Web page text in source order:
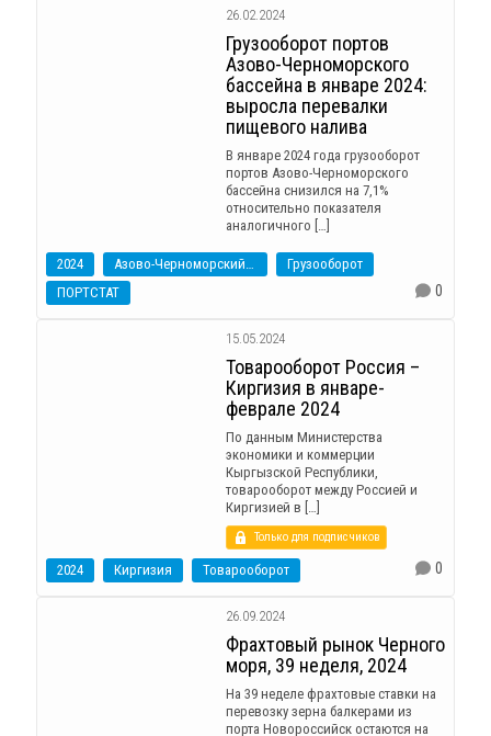
26.02.2024
Грузооборот портов
Азово-Черноморского
бассейна в январе 2024:
выросла перевалки
пищевого налива
В январе 2024 года грузооборот
портов Азово-Черноморского
бассейна снизился на 7,1%
относительно показателя
аналогичного […]
2024 Азово-Черноморский бассейн
Грузооборот
ПОРТСТАТ
0
15.05.2024
Товарооборот Россия –
Киргизия в январе-
феврале 2024
По данным Министерства
экономики и коммерции
Кыргызской Республики,
товарооборот между Россией и
Киргизией в […]
Только для подписчиков
2024 Киргизия Товарооборот 0
26.09.2024
Фрахтовый рынок Черного
моря, 39 неделя, 2024
На 39 неделе фрахтовые ставки на
перевозку зерна балкерами из
порта Новороссийск остаются на